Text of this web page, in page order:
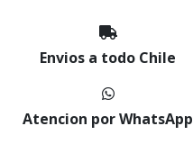
Envios a todo Chile
Atencion por WhatsApp